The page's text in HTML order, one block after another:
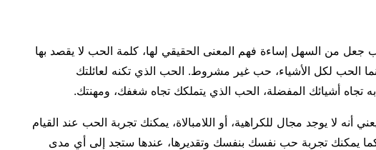
جعل من السهل إساءة فهم المعنى الحقيقي لها، كلمة الحب لا يقصد بها
الحب لكل الأشياء، حب غير مشروط. الحب الذي تكنه لعائلتك
تجاه أشيائك المفضلة، الحب الذي يتملكك تجاه شغفك، ومهنتك.
أنه لا يوجد مجال للكراهية، أو اللامبالاة، يمكنك تجربة الحب عند القيام
يمكنك تجربة حب نفسك بنفسك وتقديرها، عندها ستجد إلى أي مدى